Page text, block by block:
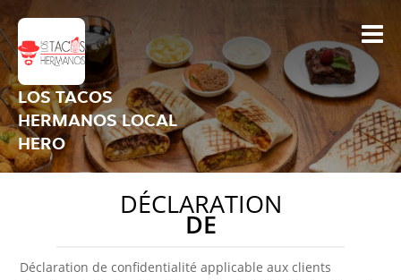
LOS TACOS
HERMANOS LOCAL
HERO
DÉCLARATION
DE
Déclaration de confidentialité applicable aux clients